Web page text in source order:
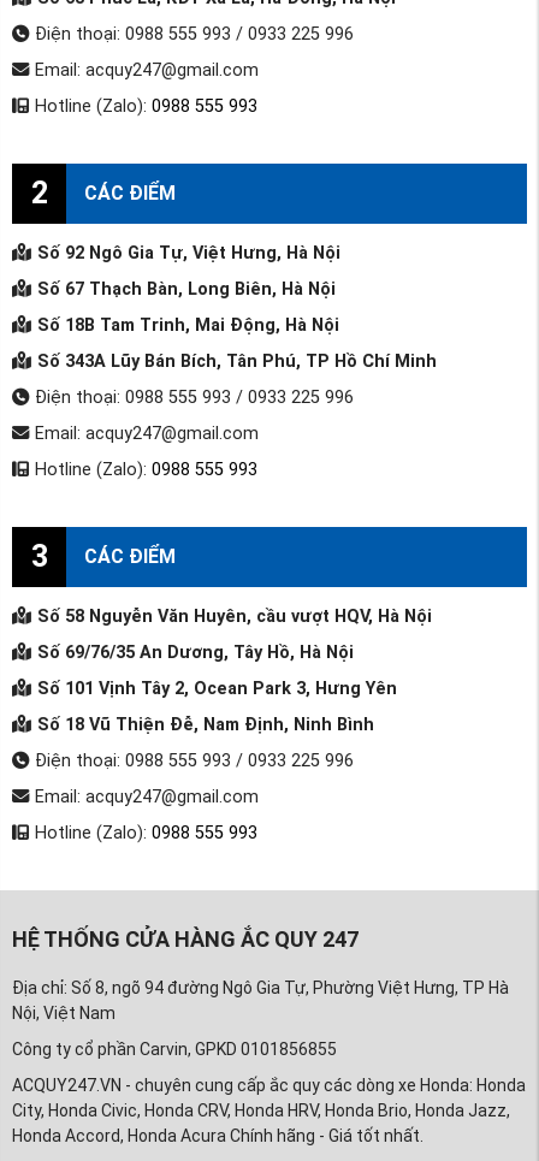
Điện thoại: 0988 555 993 / 0933 225 996
Email: acquy247@gmail.com
Hotline (Zalo): 0988 555 993
2 CÁC ĐIỂM
Số 92 Ngô Gia Tự, Việt Hưng, Hà Nội
Số 67 Thạch Bàn, Long Biên, Hà Nội
Số 18B Tam Trinh, Mai Động, Hà Nội
Số 343A Lũy Bán Bích, Tân Phú, TP Hồ Chí Minh
Điện thoại: 0988 555 993 / 0933 225 996
Email: acquy247@gmail.com
Hotline (Zalo): 0988 555 993
3 CÁC ĐIỂM
Số 58 Nguyễn Văn Huyên, cầu vượt HQV, Hà Nội
Số 69/76/35 An Dương, Tây Hồ, Hà Nội
Số 101 Vịnh Tây 2, Ocean Park 3, Hưng Yên
Số 18 Vũ Thiện Đễ, Nam Định, Ninh Bình
Điện thoại: 0988 555 993 / 0933 225 996
Email: acquy247@gmail.com
Hotline (Zalo): 0988 555 993
HỆ THỐNG CỬA HÀNG ẮC QUY 247
Địa chỉ: Số 8, ngõ 94 đường Ngô Gia Tự, Phường Việt Hưng, TP Hà
Nội, Việt Nam
Công ty cổ phần Carvin, GPKD 0101856855
ACQUY247.VN - chuyên cung cấp ắc quy các dòng xe Honda: Honda
City, Honda Civic, Honda CRV, Honda HRV, Honda Brio, Honda Jazz,
Honda Accord, Honda Acura Chính hãng - Giá tốt nhất.